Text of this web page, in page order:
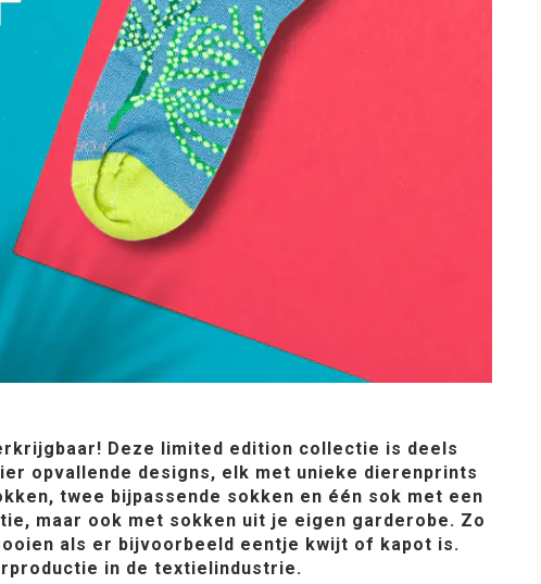
Deze limited edition collectie is deels
opvallende designs, elk met unieke dierenprints
twee bijpassende sokken en één sok met een
maar ook met sokken uit je eigen garderobe. Zo
als er bijvoorbeeld eentje kwijt of kapot is.
in de textielindustrie.